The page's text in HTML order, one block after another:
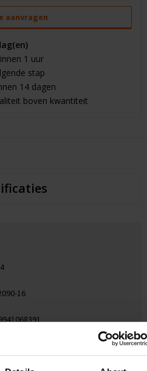
aanvragen
1 uur
stap
14 dagen
boven kwantiteit
16